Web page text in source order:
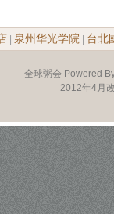
泉州华光学院 台北
全球粥会 Powered
2012年4月